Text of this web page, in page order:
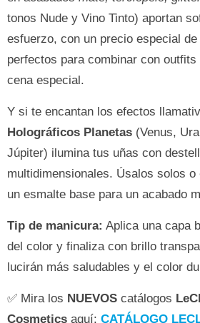
tonos Nude y Vino Tinto) aportan
esfuerzo, con un precio especial
perfectos para combinar con
cena especial.
Y si te encantan los efectos
Holográficos Planetas (Venus,
Júpiter) ilumina tus uñas con
multidimensionales. Úsalos solos
un esmalte base para un acabado
Tip de manicura: Aplica una capa
del color y finaliza con brillo
lucirán más saludables y el color
✅ Mira los NUEVOS catálogos
Cosmetics aquí: CATÁLOGO